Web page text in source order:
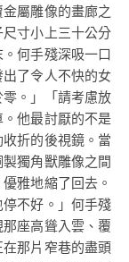
屬雕像的畫廊之
寸小上三十公分
何手殘深吸一口
了令人不快的女
。」「請考慮放
他最討厭的不是
折的後視鏡。當
獨角獸雕像之間
雅地縮了回去。
不好。」何手殘
座高聳入雲、覆
那片窄巷的盡頭